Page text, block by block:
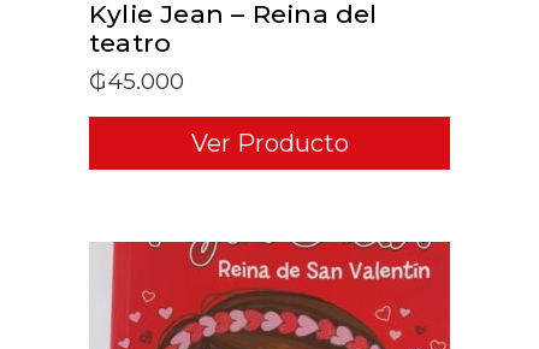
Kylie Jean – Reina del
teatro
₲45.000
Ver Producto